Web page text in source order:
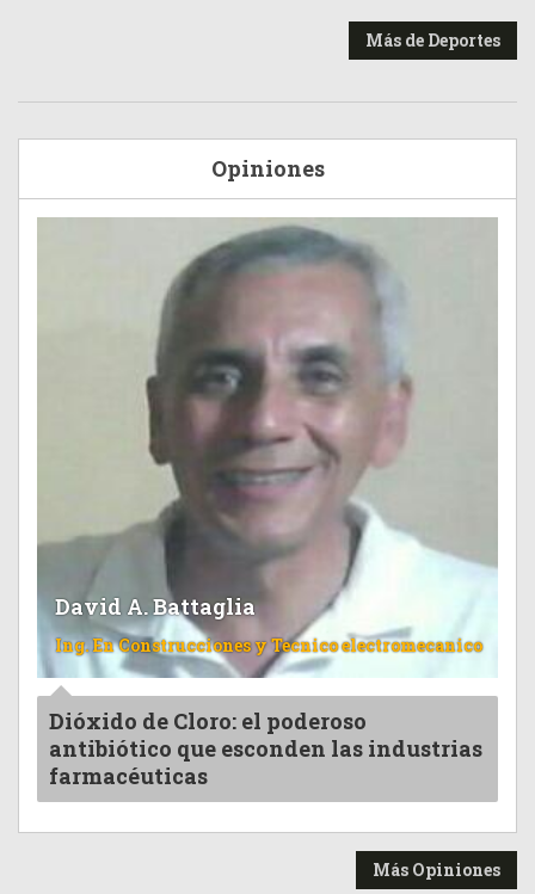
Más de Deportes
Opiniones
David A. Battaglia
Ing. En Construcciones y Tecnico electromecanico
Dióxido de Cloro: el poderoso
antibiótico que esconden las industrias
farmacéuticas
Más Opiniones